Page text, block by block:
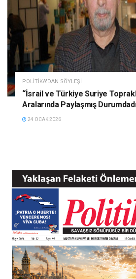
POLITIKA'DAN SÖYLEŞI
“İsrail ve Türkiye Suriye
Aralarında Paylaşmış
24 OCAK 2026